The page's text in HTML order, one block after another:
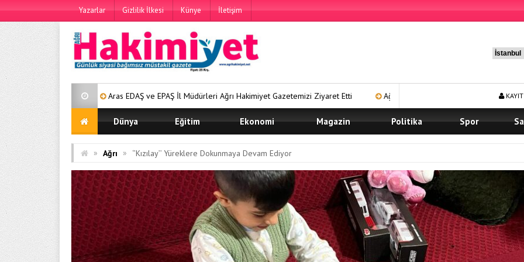
Yazarlar Gizlilik İlkesi Künye İletişim
Aras EDAŞ ve EPAŞ İl Müdürleri Ağrı Hakimiyet Gazetemizi Ziyaret Etti Ağrı Karma Yaşam Projesi’nde Ön Talep Süreci Devam
Dünya Eğitim Ekonomi Magazin Politika Spor
» Ağrı » ‘’Kızılay’’ Yüreklere Dokunmaya Devam Ediyor